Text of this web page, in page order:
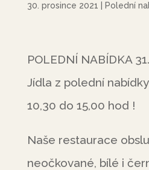
30. prosince 2021 Polední
POLEDNÍ NABÍDKA
Jídla z polední
10,30 do 15,00 hod !
Naše restaurace
neočkované, bílé i